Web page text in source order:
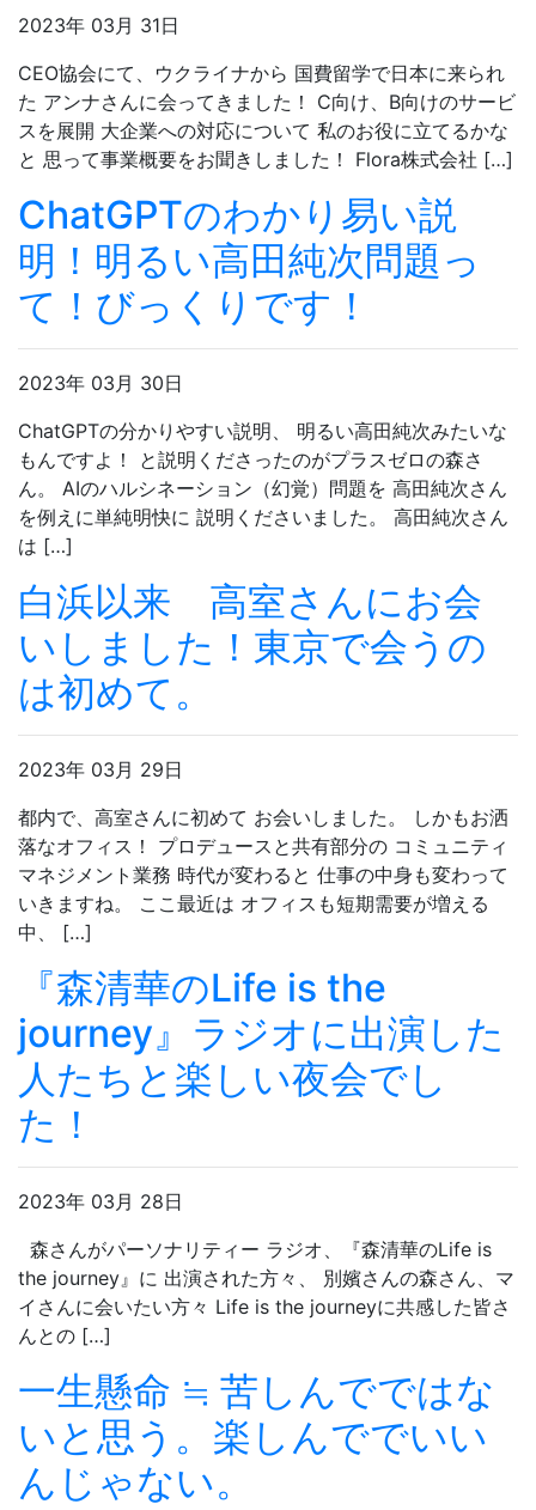
2023年 03月 31日
CEO協会にて、ウクライナから 国費留学で日本に来られ
た アンナさんに会ってきました！ C向け、B向けのサービ
スを展開 大企業への対応について 私のお役に立てるかな
と 思って事業概要をお聞きしました！ Flora株式会社 […]
ChatGPTのわかり易い説
明！明るい高田純次問題っ
て！びっくりです！
2023年 03月 30日
ChatGPTの分かりやすい説明、 明るい高田純次みたいな
もんですよ！ と説明くださったのがプラスゼロの森さ
ん。 AIのハルシネーション（幻覚）問題を 高田純次さん
を例えに単純明快に 説明くださいました。 高田純次さん
は […]
白浜以来 高室さんにお会
いしました！東京で会うの
は初めて。
2023年 03月 29日
都内で、高室さんに初めて お会いしました。 しかもお洒
落なオフィス！ プロデュースと共有部分の コミュニティ
マネジメント業務 時代が変わると 仕事の中身も変わって
いきますね。 ここ最近は オフィスも短期需要が増える
中、 […]
『森清華のLife is the
journey』ラジオに出演した
人たちと楽しい夜会でし
た！
2023年 03月 28日
森さんがパーソナリティー ラジオ、『森清華のLife is
the journey』に 出演された方々、 別嬪さんの森さん、マ
イさんに会いたい方々 Life is the journeyに共感した皆さ
んとの […]
一生懸命 ≒ 苦しんでではな
いと思う。楽しんででいい
んじゃない。